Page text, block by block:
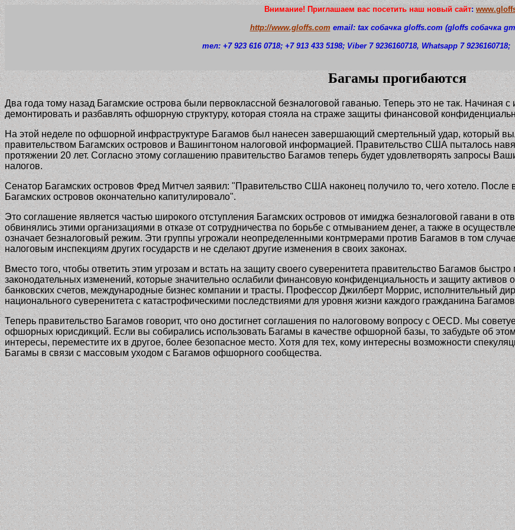
Внимание! Приглашаем вас посетить наш новый сайт:
http://www.gloffs.com email: tax собачка gloffs.com (gloffs собачка
тел: +7 923 616 0718; +7 913 433 5198; Viber 7 9236160718, Whatsapp 7 9236160718;
Багамы прогибаются
Два года тому назад Багамские острова были первоклассной безналоговой гаванью. Теперь это не так. Начиная
демонтировать и разбавлять офшорную структуру, которая стояла на страже защиты финансовой
На этой неделе по офшорной инфраструктуре Багамов был нанесен завершающий смертельный удар, который
правительством Багамских островов и Вашингтоном налоговой информацией. Правительство США пыталось
протяжении 20 лет. Согласно этому соглашению правительство Багамов теперь будет удовлетворять запросы
налогов.
Сенатор Багамских островов Фред Митчел заявил: "Правительство США наконец получило то, чего хотело. После
Багамских островов окончательно капитулировало".
Это соглашение является частью широкого отступления Багамских островов от имиджа безналоговой гавани в
обвинялись этими организациями в отказе от сотрудничества по борьбе с отмыванием денег, а также в
означает безналоговый режим. Эти группы угрожали неопределенными контрмерами против Багамов в том
налоговым инспекциям других государств и не сделают другие изменения в своих законах.
Вместо того, чтобы ответить этим угрозам и встать на защиту своего суверенитета правительство Багамов
законодательных изменений, которые значительно ослабили финансовую конфиденциальность и защиту
банковских счетов, международные бизнес компании и трасты. Профессор Джилберт Моррис, исполнительный
национального суверенитета с катастрофическими последствиями для уровня жизни каждого гражданина
Теперь правительство Багамов говорит, что оно достигнет соглашения по налоговому вопросу с OECD. Мы
офшорных юрисдикций. Если вы собирались использовать Багамы в качестве офшорной базы, то забудьте об
интересы, переместите их в другое, более безопасное место. Хотя для тех, кому интересны возможности
Багамы в связи с массовым уходом с Багамов офшорного сообщества.